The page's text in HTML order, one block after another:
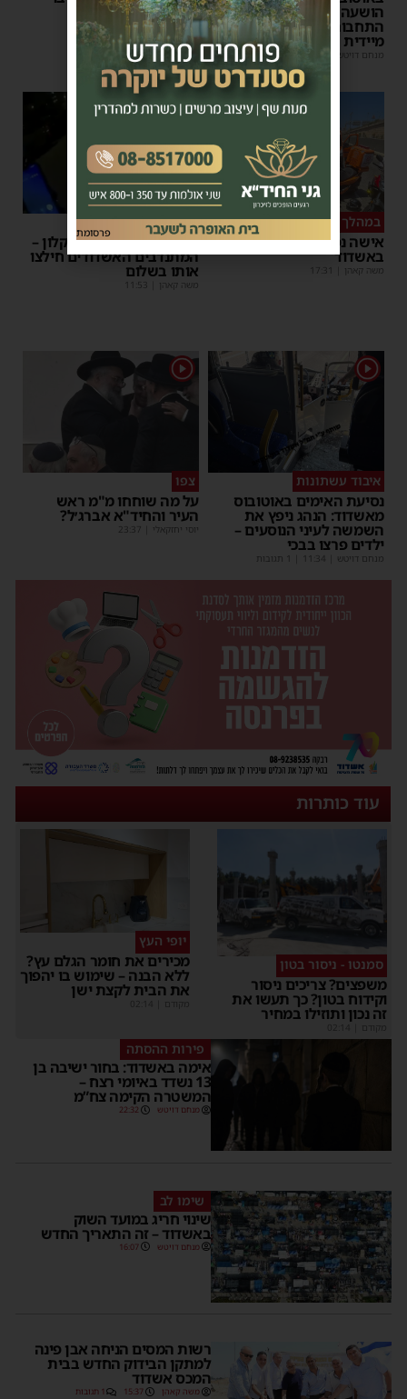
הושעה מתפקידו – משרד
התחבורה הורה על בדיקה
מיידית
מנחם דויטש
פעולות החייאה
מנחם דויטש |
17:35
במהלך העבודה
אישה נפלה מסולם במחסן
באשדוד
משה קאהן 17:31
1
צפו
תינוק ננעל ברכב באשקלון –
המתנדבים האשדודים חילצו
אותו בשלום
משה קאהן 11:53
1
איבוד עשתונות
נסיעת האימים באוטובוס
מאשדוד: הנהג ניפץ את
השמשה לעיני הנוסעים –
ילדים פרצו בבכי
מנחם דויטש 11:34
1
צפו
על מה שוחחו מ"מ ראש
העיר והחיד"א אברג׳ל?
יוסי יחזקאלי 23:37
עוד כותרות
סמנטו - ניסור בטון
משפצים? צריכים ניסור
וקידוח בטון? כך תעשו את
זה נכון ותוזילו במחיר
מקודם
יופי העץ
מכירים את חומר הגלם עץ?
ללא הבנה – שימוש בו יהפוך
את הבית לקצת ישן
מקודם
פירות ההסתה
אימה באשדוד: בחור ישיבה בן
13 נשדד באיומי רצח –
המשטרה הקימה צח”מ
מנחם דויטש 22:32
שימו לב
שינוי חריג במועד השוק
באשדוד – זה התאריך החדש
מנחם דויטש 16:07
רשות המסים הניחה אבן פינה
למתקן הבידוק החדש בבית
המכס אשדוד
משה קאהן 15:37 1 תגובות
פרסומת